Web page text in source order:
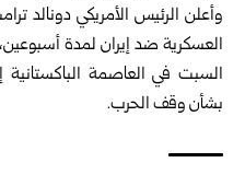
وأعلن الرئيس الأمريكي دونالد
العسكرية ضد إيران لمدة
السبت في العاصمة
بشأن وقف الحرب.